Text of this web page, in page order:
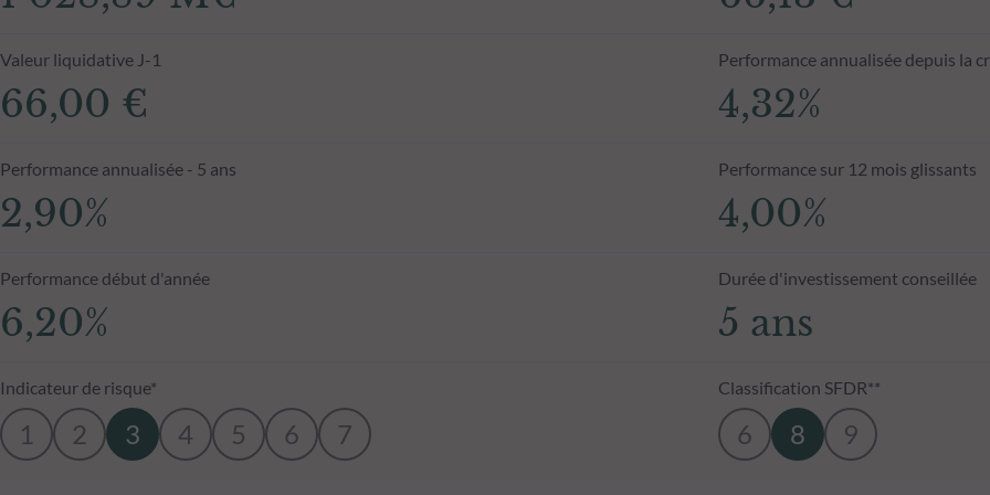
Valeur liquidative J-1
66,00 €
Performance annualisée depuis la
4,32%
Performance annualisée - 5 ans
2,90%
Performance sur 12 mois glissants
4,00%
Performance début d'année
6,20%
Durée d'investissement conseillée
5 ans
Indicateur de risque*
1 2 3 4 5 6 7
Classification SFDR**
6 8 9